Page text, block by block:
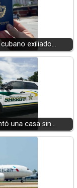
exiliado…
una casa sin…